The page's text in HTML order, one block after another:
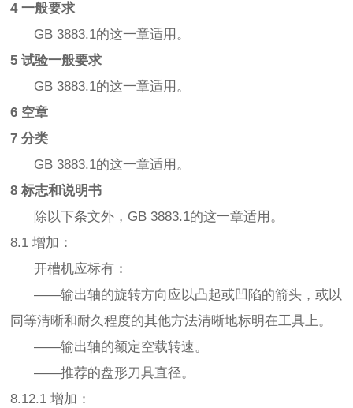
4 一般要求
GB 3883.1的这一章适用。
5 试验一般要求
GB 3883.1的这一章适用。
6 空章
7 分类
GB 3883.1的这一章适用。
8 标志和说明书
除以下条文外，GB 3883.1的这一章适用。
8.1 增加：
开槽机应标有：
——输出轴的旋转方向应以凸起或凹陷的箭头，或以
同等清晰和耐久程度的其他方法清晰地标明在工具上。
——输出轴的额定空载转速。
——推荐的盘形刀具直径。
8.12.1 增加：